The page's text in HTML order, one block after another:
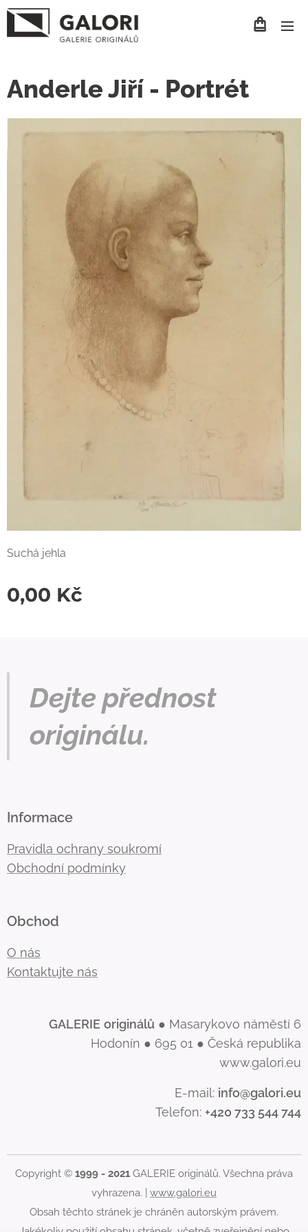
Anderle Jiří - Portrét
Suchá jehla
0,00 Kč
Dejte přednost
originálu.
Informace
Pravidla ochrany soukromí
Obchodní podmínky
Obchod
O nás
Kontaktujte nás
GALERIE originálů ● Masarykovo náměstí 6
Hodonín ● 695 01 ● Česká republika
www.galori.eu
E-mail: info@galori.eu
Telefon: +420 733 544 744
Copyright © 1999 - 2021 GALERIE originálů. Všechna práva
vyhrazena. | www.galori.eu
Obsah těchto stránek je chráněn autorským právem.